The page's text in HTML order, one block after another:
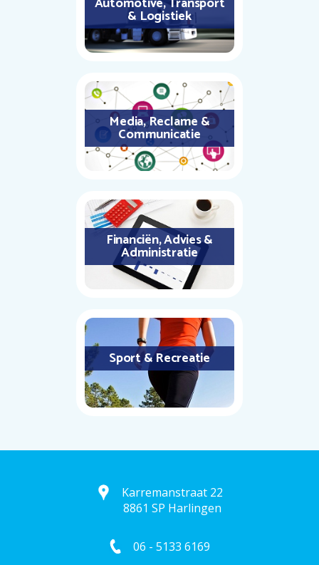
& Logistiek
Media, Reclame &
Communicatie
Financiën, Advies &
Administratie
Sport & Recreatie
Karremanstraat 22
8861 SP Harlingen
06 - 5133 6169